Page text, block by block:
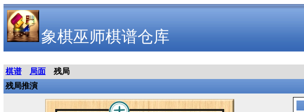
象棋巫师棋谱仓库
棋谱 局面
残局
残局推演